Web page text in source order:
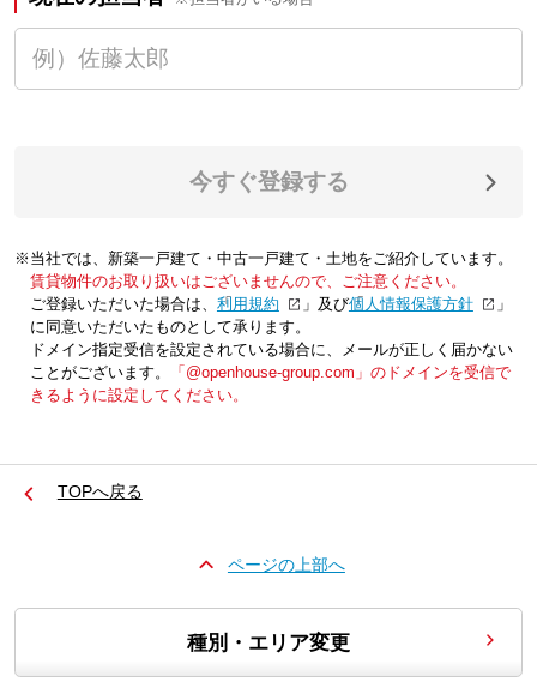
今すぐ登録する
※当社では、新築一戸建て・中古一戸建て・土地をご紹介しています。
賃貸物件のお取り扱いはございませんので、ご注意ください。
ご登録いただいた場合は、「利用規約 」及び「個人情報保護方針
」
に同意いただいたものとして承ります。
ドメイン指定受信を設定されている場合に、メールが正しく届かない
ことがございます。
「@openhouse-group.com」のドメインを受信で
きるように設定してください。
TOPへ戻る
ページの上部へ
種別・エリア変更